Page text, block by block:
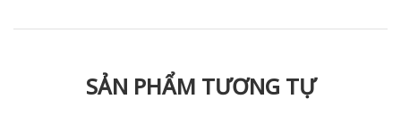
SẢN PHẨM TƯƠNG TỰ